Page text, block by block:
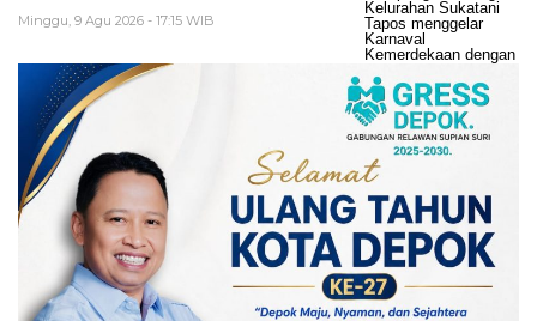
Minggu, 9 Agu 2026 - 17:15 WIB